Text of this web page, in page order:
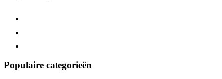
Populaire categorieën